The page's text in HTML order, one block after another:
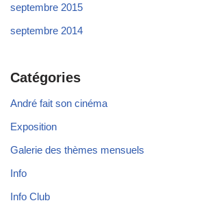
septembre 2015
septembre 2014
Catégories
André fait son cinéma
Exposition
Galerie des thèmes mensuels
Info
Info Club